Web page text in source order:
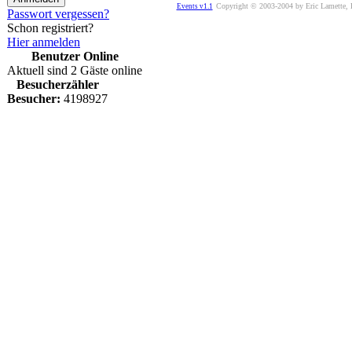
Passwort vergessen?
Schon registriert?
Hier anmelden
Benutzer Online
Aktuell sind 2 Gäste online
Besucherzähler
Besucher: 4198927
Events v1.1 Copyright © 2003-2004 by Eric Lamette,